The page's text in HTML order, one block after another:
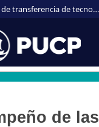
Evaluación del desempeño de las oficinas de transferencia de tecnología en México